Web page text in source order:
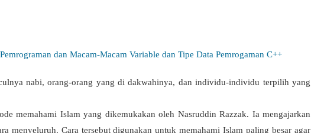
dan Macam-Macam Variable dan Tipe Data Pemrogaman C++
nabi, orang-orang yang di dakwahinya, dan individu-individu terpilih yang
memahami Islam yang dikemukakan oleh Nasruddin Razzak. Ia mengajarkan
menyeluruh. Cara tersebut digunakan untuk memahami Islam paling besar agar